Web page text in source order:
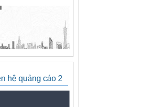
hệ quảng cáo 2